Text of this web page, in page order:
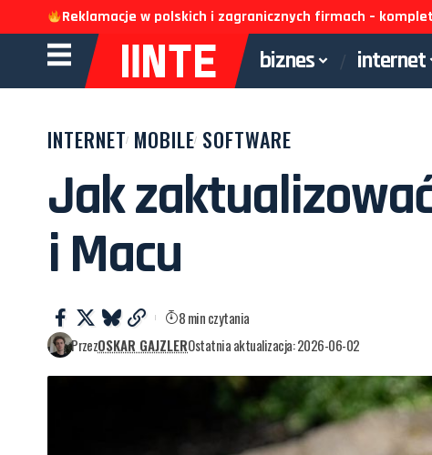
Reklamacje w polskich i zagranicznych firmach –
biznes internet
INTERNET MOBILE SOFTWARE
Jak
i Macu
PrzezOSKAR GAJZLEROstatnia aktualizacja: 2026-06-02
8 min czytania